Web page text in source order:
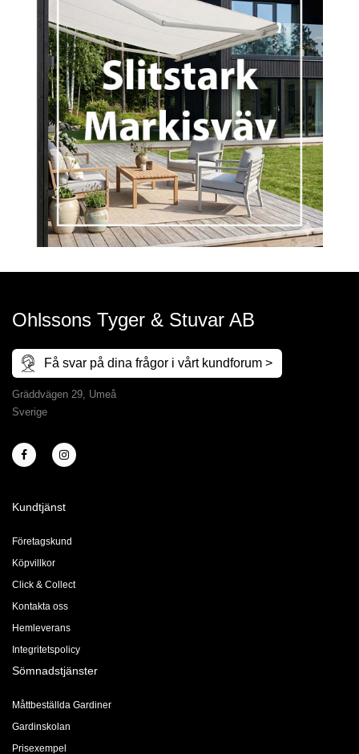
Ohlssons Tyger & Stuvar AB
Få svar på dina frågor i vårt kundforum >
Gräddvägen 29, Umeå
Sverige
Kundtjänst
Företagskund
Köpvillkor
Click & Collect
Kontakta oss
Hemleverans
Integritetspolicy
Sömnadstjänster
Måttbeställda Gardiner
Gardinskolan
Prisexempel